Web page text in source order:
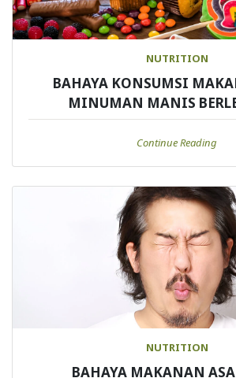
NUTRITION
BAHAYA KONSUMSI
MINUMAN MANIS
Continue Reading
NUTRITION
BAHAYA MAKANAN